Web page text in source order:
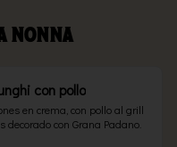
nonna
funghi con pollo
en crema, con pollo al grill
decorado con Grana Padano.